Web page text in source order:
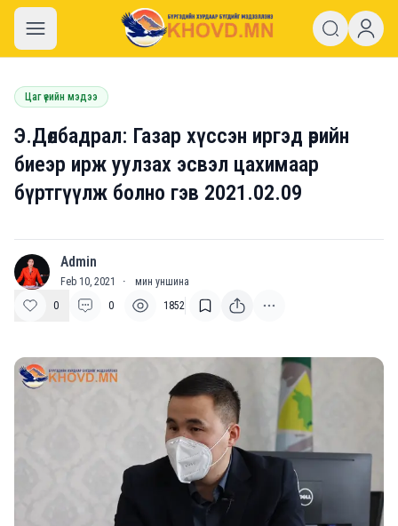
khovd.mn
Цаг үеийн мэдээ
Э.Дөлбадрал: Газар хүссэн иргэд өөрийн
биеэр ирж уулзах эсвэл цахимаар
бүртгүүлж болно гэв 2021.02.09
A Admin
Feb 10, 2021 ·
мин уншина
0
0 1852